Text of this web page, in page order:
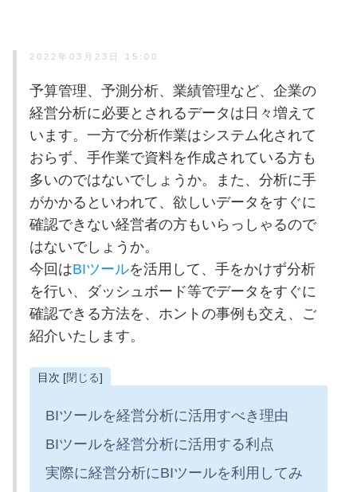
2022年03月23日 15:00
予算管理、予測分析、業績管理など、企業の
経営分析に必要とされるデータは日々増えて
います。一方で分析作業はシステム化されて
おらず、手作業で資料を作成されている方も
多いのではないでしょうか。また、分析に手
がかかるといわれて、欲しいデータをすぐに
確認できない経営者の方もいらっしゃるので
はないでしょうか。
今回はBIツールを活用して、手をかけず分析
を行い、ダッシュボード等でデータをすぐに
確認できる方法を、ホントの事例も交え、ご
紹介いたします。
目次 [閉じる]
BIツールを経営分析に活用すべき理由
BIツールを経営分析に活用する利点
実際に経営分析にBIツールを利用してみ